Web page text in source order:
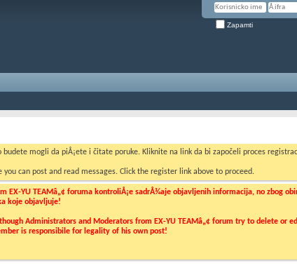
Zapamti
budete mogli da piÅ¡ete i čitate poruke. Kliknite na link da bi započeli proces
you can post and read messages. Click the register link above to proceed.
YU TEAMâ„¢ foruma kontroliÅ¡e sadrÅ¾aje objavljenih informacija, no zbog
koje objavljuje!
Administrators and Moderators from EX-YU TEAMâ„¢ forum try to delete or
is responsibile for legality of his own post!